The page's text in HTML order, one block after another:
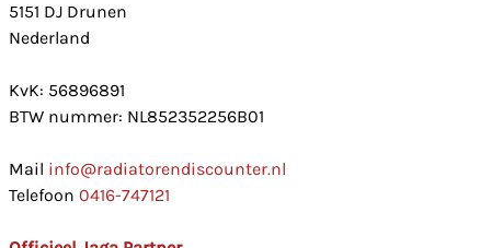
5151 DJ Drunen
Nederland
KvK: 56896891
BTW nummer: NL852352256B01
Mail info@radiatorendiscounter.nl
Telefoon 0416-747121